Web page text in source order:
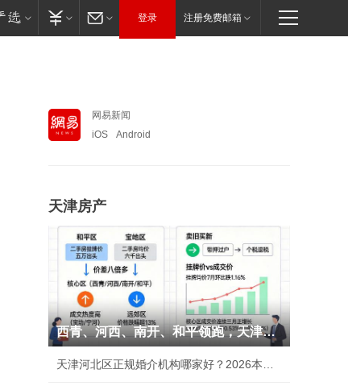
登录 注册免费邮箱
网易新闻
iOS
Android
天津房产
西青、河西、南开、和平领跑，天津卖旧买新窗口